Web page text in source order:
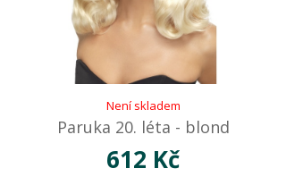
Není skladem
Paruka 20. léta - blond
612 Kč